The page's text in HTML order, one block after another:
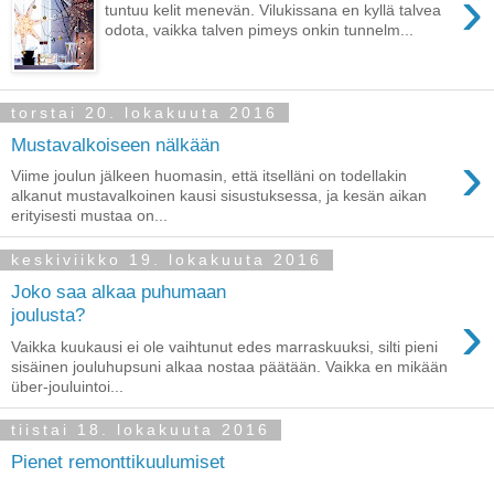
tuntuu kelit menevän. Vilukissana en kyllä talvea
odota, vaikka talven pimeys onkin tunnelm...
torstai 20. lokakuuta 2016
Mustavalkoiseen nälkään ›
Viime joulun jälkeen huomasin, että itselläni on todellakin
alkanut mustavalkoinen kausi sisustuksessa, ja kesän aikan
erityisesti mustaa on...
keskiviikko 19. lokakuuta 2016
Joko saa alkaa puhumaan
joulusta?
›
Vaikka kuukausi ei ole vaihtunut edes marraskuuksi, silti pieni
sisäinen jouluhupsuni alkaa nostaa päätään. Vaikka en mikään
über-jouluintoi...
tiistai 18. lokakuuta 2016
Pienet remonttikuulumiset